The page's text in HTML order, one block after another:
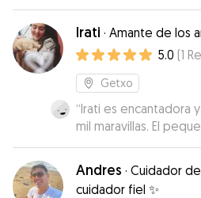
Irati · Amante de los
5.0 (1
Getxo
“Irati es encantadora
mil maravillas. El
ella y desde el
emocionadisimo
Repetiré cada vez
Andres · Cuidador
cuidador fiel ✨